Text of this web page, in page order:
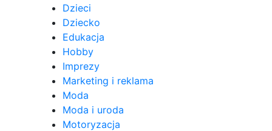
Dzieci
Dziecko
Edukacja
Hobby
Imprezy
Marketing i reklama
Moda
Moda i uroda
Motoryzacja